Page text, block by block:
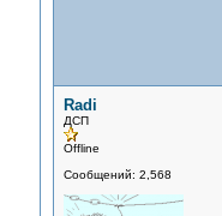
Radi
ДСП
Offline
Сообщений: 2,568